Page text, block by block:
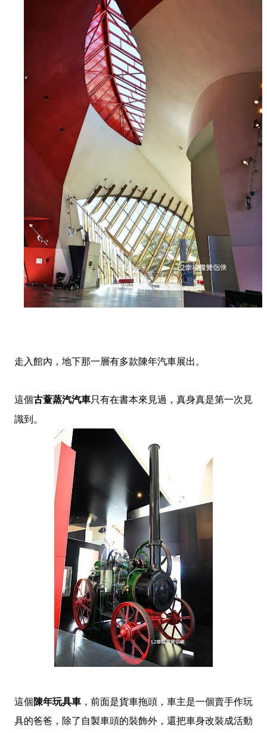
走入館內，地下那一層有多款陳年汽車展出。
這個古蕫蒸汽汽車只有在書本來見過，真身真是第一次見
識到。
這個陳年玩具車 ，前面是貨車拖頭，車主是一個賣手作玩
具的爸爸，除了自製車頭的裝飾外，還把車身改裝成活動